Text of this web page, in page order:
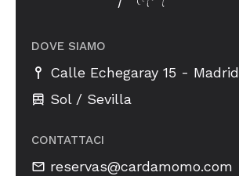
DOVE SIAMO
Calle Echegaray 15 - Madrid
Sol / Sevilla
CONTATTACI
reservas@cardamomo.com